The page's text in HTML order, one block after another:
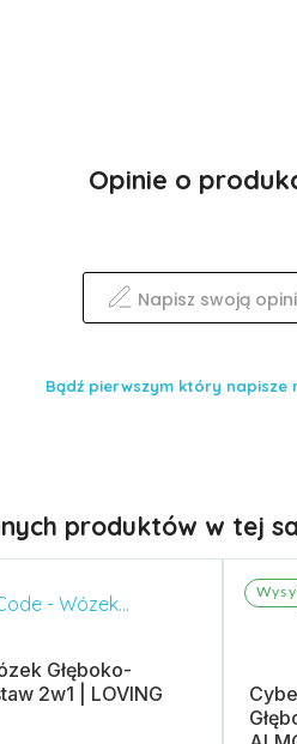
produktów w tej
Głęboko-
2w1 | LOVING
Opinie o
Napisz swoją
Bądź pierwszym który napisze